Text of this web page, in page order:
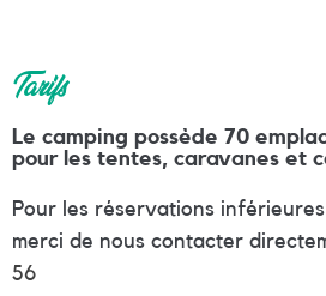
Tarifs
Le camping possède 70
pour les tentes, caravanes et
Pour les réservations
merci de nous contacter
56